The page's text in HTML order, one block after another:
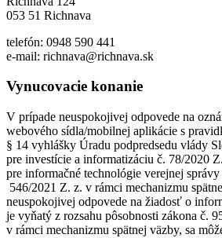
053 51 Richnava
telefón: 0948 590 441
e-mail: richnava@richnava.sk
Vynucovacie konanie
V prípade neuspokojivej odpovede na
webového sídla/mobilnej aplikácie s
§ 14 vyhlášky Úradu podpredsedu vlády
pre investície a informatizáciu č. 78/2020
pre informačné technológie verejnej
546/2021 Z. z. v rámci mechanizmu
neuspokojivej odpovede na žiadosť o
je vyňatý z rozsahu pôsobnosti zákona č.
v rámci mechanizmu spätnej väzby, sa